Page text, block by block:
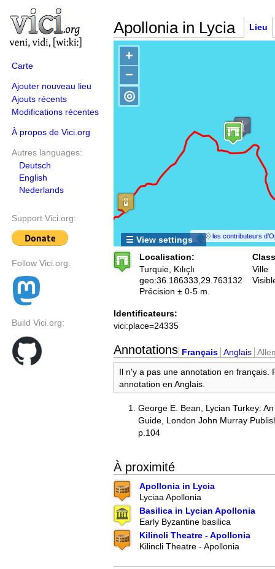
Carte
Ajouter nouveau lieu
Ajouts récents
Modifications récentes
À propos de Vici.org
Autres languages:
Deutsch
English
Nederlands
Support Vici.org:
Follow Vici.org:
Build Vici.org:
Apollonia in Lycia Lieu
+
−
©les contributeurs
◎
☰ View settings
Localisation:
Turquie, Kılıçlı
geo:36.186333,29.763132
Précision ± 0-5 m.
Ville
Identificateurs:
vici:place=24335
Annotations Français Anglais
Il n'y a pas une annotation en français.
annotation en Anglais.
George E. Bean, Lycian Turkey:
Guide, London John Murray
p.104
À proximité
Apollonia in Lycia
Lyciaa Apollonia
Basilica in Lycian Apollonia
Early Byzantine basilica
Kilincli Theatre - Apollonia
Kilincli Theatre - Apollonia